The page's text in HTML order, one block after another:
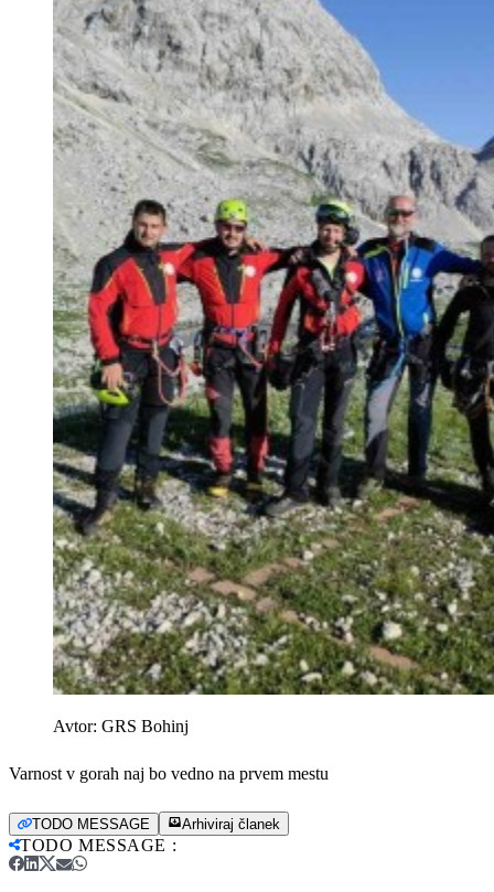
Avtor: GRS Bohinj
Varnost v gorah naj bo vedno na prvem mestu
TODO MESSAGE Arhiviraj članek
TODO MESSAGE :